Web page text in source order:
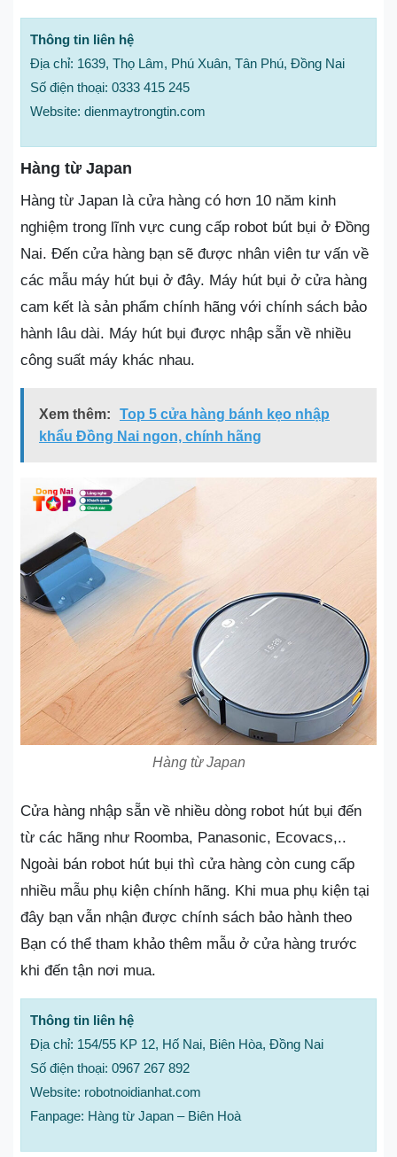
Thông tin liên hệ
Địa chỉ: 1639, Thọ Lâm, Phú Xuân, Tân Phú, Đồng Nai
Số điện thoại: 0333 415 245
Website: dienmaytrongtin.com
Hàng từ Japan
Hàng từ Japan là cửa hàng có hơn 10 năm kinh
nghiệm trong lĩnh vực cung cấp robot bút bụi ở Đồng
Nai. Đến cửa hàng bạn sẽ được nhân viên tư vấn về
các mẫu máy hút bụi ở đây. Máy hút bụi ở cửa hàng
cam kết là sản phẩm chính hãng với chính sách bảo
hành lâu dài. Máy hút bụi được nhập sẵn về nhiều
công suất máy khác nhau.
Xem thêm:
Top 5 cửa hàng bánh kẹo nhập
khẩu Đồng Nai ngon, chính hãng
Hàng từ Japan
Cửa hàng nhập sẵn về nhiều dòng robot hút bụi đến
từ các hãng như Roomba, Panasonic, Ecovacs,..
Ngoài bán robot hút bụi thì cửa hàng còn cung cấp
nhiều mẫu phụ kiện chính hãng. Khi mua phụ kiện tại
đây bạn vẫn nhận được chính sách bảo hành theo
Bạn có thể tham khảo thêm mẫu ở cửa hàng trước
khi đến tận nơi mua.
Thông tin liên hệ
Địa chỉ: 154/55 KP 12, Hố Nai, Biên Hòa, Đồng Nai
Số điện thoại: 0967 267 892
Website: robotnoidianhat.com
Fanpage: Hàng từ Japan – Biên Hoà